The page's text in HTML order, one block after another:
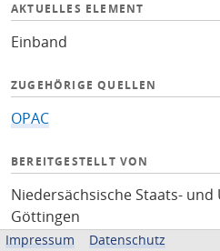
AKTUELLES ELEMENT
Einband
ZUGEHÖRIGE QUELLEN
OPAC
BEREITGESTELLT VON
Niedersächsische Staats-
Göttingen
Impressum Datenschutz